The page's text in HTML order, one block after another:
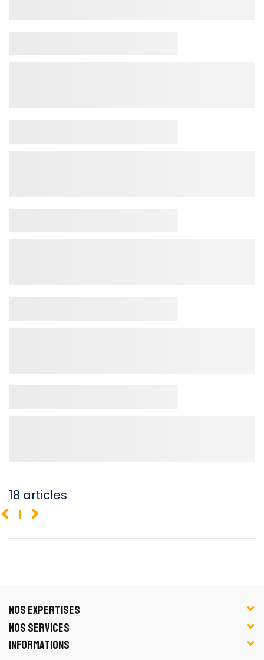
18 articles
1
NOS EXPERTISES
NOS SERVICES
INFORMATIONS